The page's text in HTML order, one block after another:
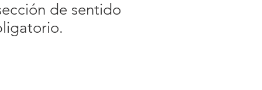
de sentido